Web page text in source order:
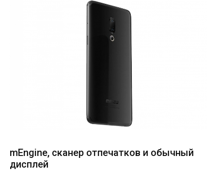
mEngine, сканер отпечатков и обычный
дисплей